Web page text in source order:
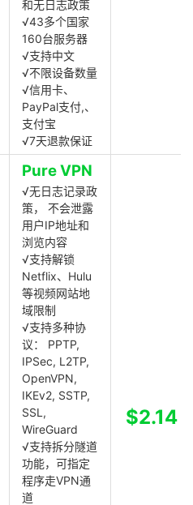
和无日志政策
√43多个国家
160台服务器
√支持中文
√不限设备数量
√信用卡、
PayPal支付,、
支付宝
√7天退款保证
Pure VPN
√无日志记录政
策， 不会泄露
用户IP地址和
浏览内容
√支持解锁
Netflix、Hulu
等视频网站地
域限制
√支持多种协
议： PPTP,
IPSec, L2TP,
OpenVPN,
IKEv2, SSTP,
SSL,
WireGuard
√支持拆分隧道
功能，可指定
程序走VPN通
道
$2.14